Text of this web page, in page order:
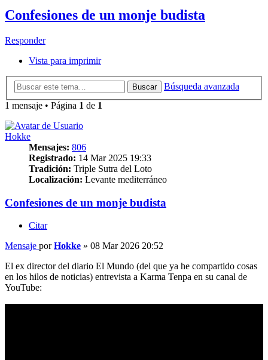
Confesiones de un monje budista
Responder
Vista para imprimir
Buscar
Búsqueda avanzada
1 mensaje • Página 1 de 1
Hokke
Mensajes: 806
Registrado: 14 Mar 2025 19:33
Tradición: Triple Sutra del Loto
Localización: Levante mediterráneo
Confesiones de un monje budista
Citar
Mensaje porHokke » 08 Mar 2026 20:52
El ex director del diario El Mundo (del que ya he compartido cosas
en los hilos de noticias) entrevista a Karma Tenpa en su canal de
YouTube: